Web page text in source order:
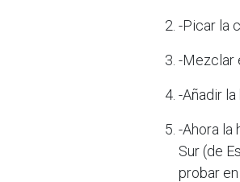
-Picar la
-Mezclar
-Añadir la
-Ahora la
Sur (de
probar en